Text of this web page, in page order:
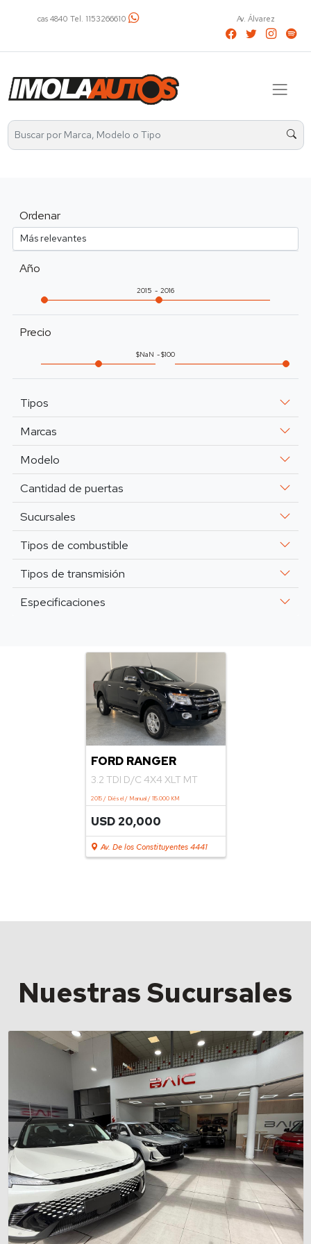
Av. Álvarez Thomas 2401 Tel. 4521-2737 / 1136031799
Ordenar
Año
2015 2016
Precio
NaN 100
Tipos
Marcas
Modelo
Cantidad de puertas
Sucursales
Tipos de combustible
Tipos de transmisión
Especificaciones
FORD RANGER
3.2 TDI D/C 4X4 XLT MT
2015 / Diésel / Manual / 115.000 KM
USD 20,000
Av. De los Constituyentes 4441
Nuestras Sucursales